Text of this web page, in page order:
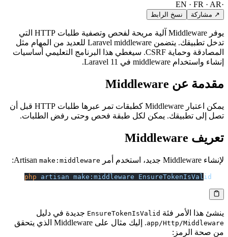
EN · FR · AR
↗ مشاركة نسخ الرابط
يوفر Middleware آلية مريحة لفحص وتصفية طلبات HTTP التي
تدخل تطبيقك. يتضمن Laravel middleware للعديد من المهام مثل
المصادقة وحماية CSRF. سيغطي هذا البرنامج التعليمي أساسيات
إنشاء واستخدام middleware في Laravel 11.
مقدمة عن Middleware
يمكن اعتبار Middleware كطبقات تمر عبرها طلبات HTTP قبل أن
تصل إلى تطبيقك. يمكن لكل طبقة فحص وحتى رفض الطلبات.
تعريف Middleware
لإنشاء Middleware جديد، استخدم أمر Artisan make:middleware
:
php artisan make:middleware EnsureTokenIsValid
ينشئ هذا الأمر فئةEnsureTokenIsValidجديدة في دليل
app/Http/Middleware
. إليك مثال على Middleware الذي يتحقق
من صحة الرمز: